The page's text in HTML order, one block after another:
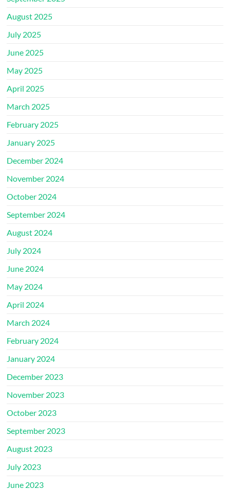
August 2025
July 2025
June 2025
May 2025
April 2025
March 2025
February 2025
January 2025
December 2024
November 2024
October 2024
September 2024
August 2024
July 2024
June 2024
May 2024
April 2024
March 2024
February 2024
January 2024
December 2023
November 2023
October 2023
September 2023
August 2023
July 2023
June 2023